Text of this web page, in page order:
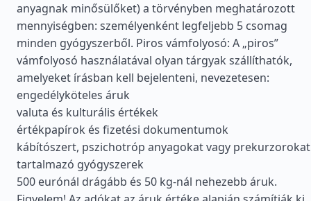
anyagnak minősülőket) a törvényben meghatározott
mennyiségben: személyenként legfeljebb 5 csomag
minden gyógyszerből. Piros vámfolyosó: A „piros”
vámfolyosó használatával olyan tárgyak szállíthatók,
amelyeket írásban kell bejelenteni, nevezetesen:
engedélyköteles áruk
valuta és kulturális értékek
értékpapírok és fizetési dokumentumok
kábítószert, pszichotróp anyagokat vagy prekurzorokat
tartalmazó gyógyszerek
500 eurónál drágább és 50 kg-nál nehezebb áruk.